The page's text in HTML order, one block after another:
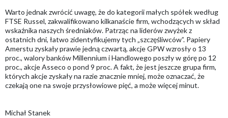
Warto jednak zwrócić uwagę, że do kategorii małych spółek według
FTSE Russel, zakwalifikowano kilkanaście firm, wchodzących w skład
wskaźnika naszych średniaków. Patrząc na liderów zwyżek z
ostatnich dni, łatwo zidentyfikujemy tych „szczęśliwców”. Papiery
Amerstu zyskały prawie jedną czwartą, akcje GPW wzrosły o 13
proc., walory banków Millennium i Handlowego poszły w górę po 12
proc., akcje Asseco o pond 9 proc. A fakt, że jest jeszcze grupa firm,
których akcje zyskały na razie znacznie mniej, może oznaczać, że
czekają one na swoje przysłowiowe pięć, a może więcej minut.
Michał Stanek